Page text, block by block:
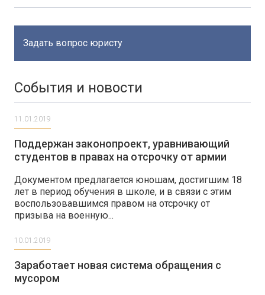
Задать вопрос юристу
События и новости
11.01.2019
Поддержан законопроект, уравнивающий
студентов в правах на отсрочку от армии
Документом предлагается юношам, достигшим 18
лет в период обучения в школе, и в связи с этим
воспользовавшимся правом на отсрочку от
призыва на военную...
10.01.2019
Заработает новая система обращения с
мусором